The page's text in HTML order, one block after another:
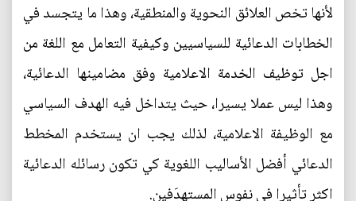
لأنها تخص العلائق النحوية والمنطقية، وهذا ما يتجسد في
الخطابات الدعائية للسياسيين وكيفية التعامل مع اللغة من
اجل توظيف الخدمة الاعلامية وفق مضامينها الدعائية،
وهذا ليس عملا يسيرا، حيث يتداخل فيه الهدف السياسي
مع الوظيفة الاعلامية، لذلك يجب ان يستخدم المخطط
الدعائي أفضل الأساليب اللغوية كي تكون رسائله الدعائية
اكثر تأثيرا في نفوس المستهدَفين.